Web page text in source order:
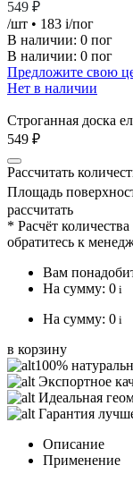
549 ₽
/шт • 183 i/пог
В наличии: 0 пог
В наличии: 0 пог
Предложите свою
Нет в наличии
Строганная доска
549 ₽
Рассчитать
Площадь
рассчитать
* Расчёт
обратитесь к
Вам
На сумму: 0 i
На сумму: 0 i
в корзину
100%
Экспортное
Идеальная
Гарантия
Описание
Применение